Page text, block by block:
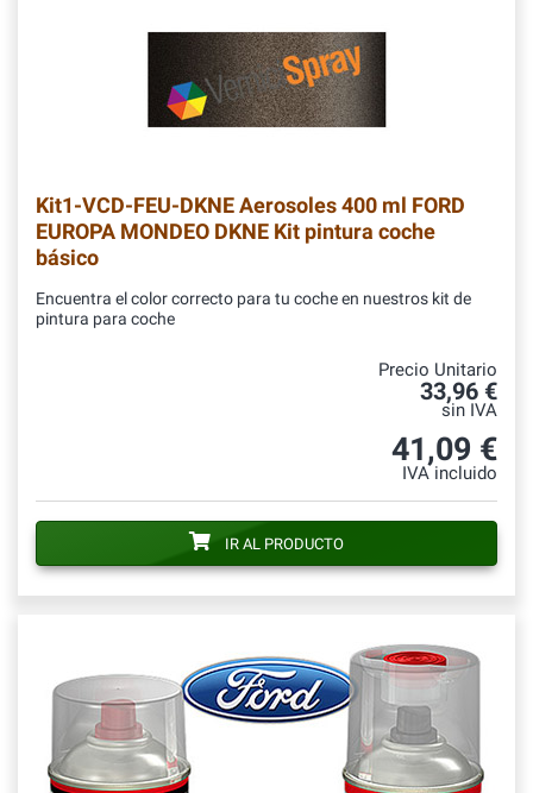
Kit1-VCD-FEU-DKNEAerosoles 400 ml FORD
EUROPA MONDEO DKNE Kit pintura coche
básico
Encuentra el color correcto para tu coche en nuestros kit de
pintura para coche
Precio Unitario
33,96 €
sin IVA
41,09 €
IVA incluido
IR AL PRODUCTO